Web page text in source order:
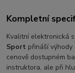
Kompletní
Kvalitní elektronická
Sport přináší
cenově dostupném
instruktora, ale při